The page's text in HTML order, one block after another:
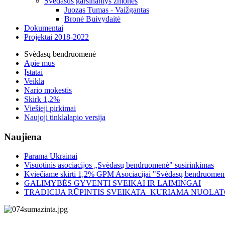
Juozas Tumas - Vaižgantas
Bronė Buivydaitė
Dokumentai
Projektai 2018-2022
Svėdasų bendruomenė
Apie mus
Įstatai
Veikla
Nario mokestis
Skirk 1,2%
Viešieji pirkimai
Naujoji tinklalapio versija
Naujiena
Parama Ukrainai
Visuotinis asociacijos „Svėdasų bendruomenė" susirinkimas
Kviečiame skirti 1,2% GPM Asociacijai "Svėdasų
GALIMYBĖS GYVENTI SVEIKAI IR LAIMINGAI
TRADICIJA RŪPINTIS SVEIKATA KURIAMA